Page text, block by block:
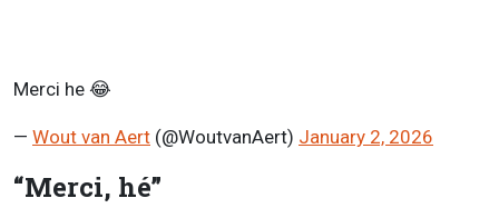
Merci he 😂
— Wout van Aert (@WoutvanAert) January 2, 2026
“Merci, hé”